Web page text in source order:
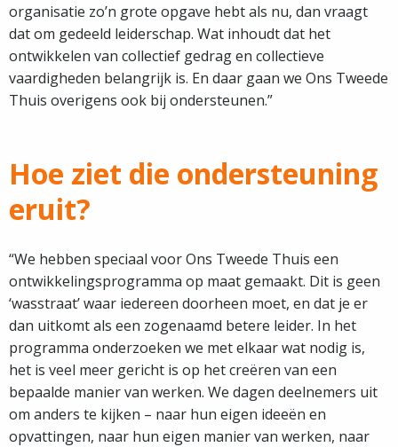
organisatie zo’n grote opgave hebt als nu, dan vraagt
dat om gedeeld leiderschap. Wat inhoudt dat het
ontwikkelen van collectief gedrag en collectieve
vaardigheden belangrijk is. En daar gaan we Ons Tweede
Thuis overigens ook bij ondersteunen.”
Hoe ziet die ondersteuning
eruit?
“We hebben speciaal voor Ons Tweede Thuis een
ontwikkelingsprogramma op maat gemaakt. Dit is geen
‘wasstraat’ waar iedereen doorheen moet, en dat je er
dan uitkomt als een zogenaamd betere leider. In het
programma onderzoeken we met elkaar wat nodig is,
het is veel meer gericht is op het creëren van een
bepaalde manier van werken. We dagen deelnemers uit
om anders te kijken – naar hun eigen ideeën en
opvattingen, naar hun eigen manier van werken, naar